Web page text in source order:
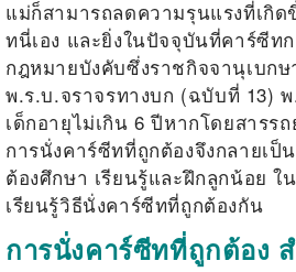
แม่ก็สามารถลดความรุนแรงที่เกิ
ทนี่เอง และยิ่งในปัจจุบันที่คาร์ซีท
กฎหมายบังคับซึ่งราชกิจจานุเบกษ
พ.ร.บ.จราจรทางบก (ฉบับที่ 13) พ
เด็กอายุไม่เกิน 6 ปีหากโดยสารร
การนั่งคาร์ซีทที่ถูกต้องจึงกลายเ
ต้องศึกษา เรียนรู้และฝึกลูกน้อย ใ
เรียนรู้วิธีนั่งคาร์ซีทที่ถูกต้องกัน
การนั่งคาร์ซีทที่ถูกต้อง